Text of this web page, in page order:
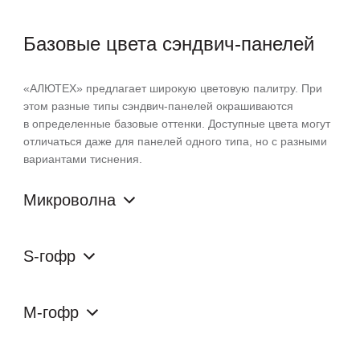
Базовые цвета сэндвич‑панелей
«АЛЮТЕХ» предлагает широкую цветовую палитру. При
этом разные типы сэндвич-панелей окрашиваются
в определенные базовые оттенки. Доступные цвета могут
отличаться даже для панелей одного типа, но с разными
вариантами тиснения.
Микроволна
S-гофр
M-гофр